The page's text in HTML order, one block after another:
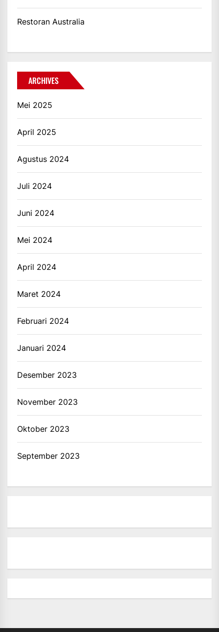
Restoran Australia
ARCHIVES
Mei 2025
April 2025
Agustus 2024
Juli 2024
Juni 2024
Mei 2024
April 2024
Maret 2024
Februari 2024
Januari 2024
Desember 2023
November 2023
Oktober 2023
September 2023